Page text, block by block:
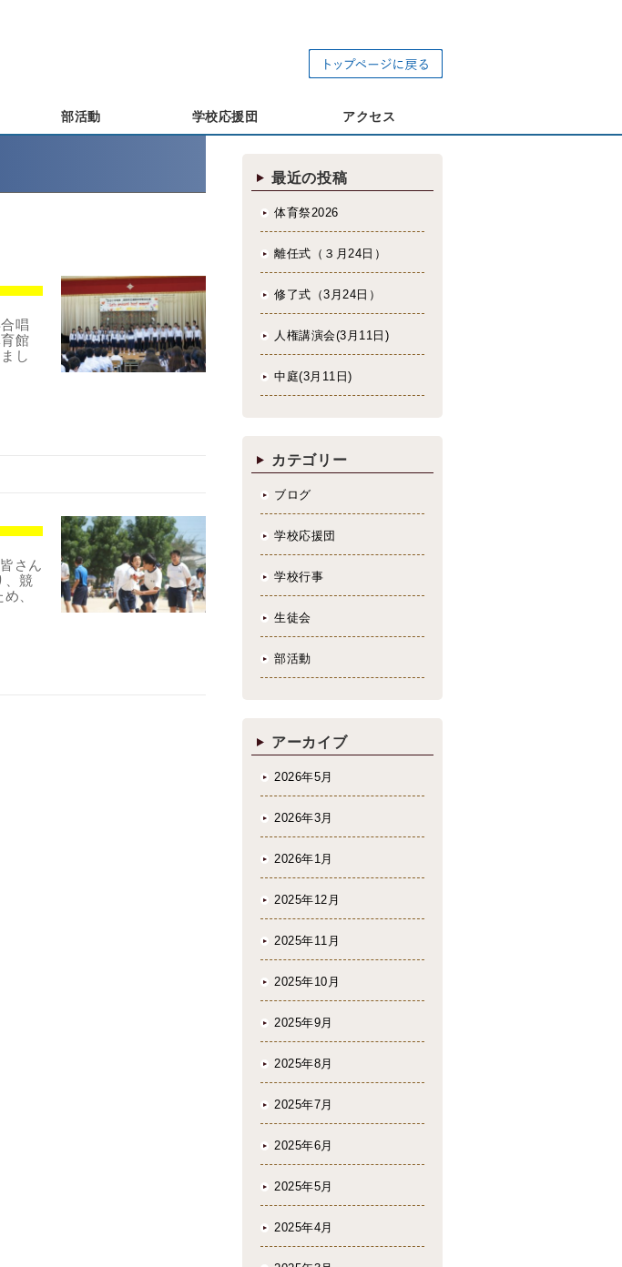
部活動 学校応援団 アクセス
唱
館
し
さん
、競
、
最近の投稿
体育祭2026
離任式（３月24日）
修了式（3月24日）
人権講演会(3月11日)
中庭(3月11日)
カテゴリー
ブログ
学校応援団
学校行事
生徒会
部活動
アーカイブ
2026年5月
2026年3月
2026年1月
2025年12月
2025年11月
2025年10月
2025年9月
2025年8月
2025年7月
2025年6月
2025年5月
2025年4月